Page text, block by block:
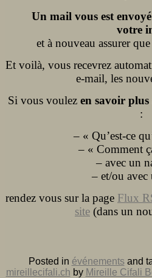
Un mail vous est
votre
et à nouveau assurer
Et voilà, vous recevrez
e-mail, les
Si vous voulez en savoir plus
:
– « Qu’est-ce
– « Comment
– avec un
– et/ou avec
rendez vous sur la page Flux
site (dans un
Posted in événementsand
mireillecifali.ch by Mireille Cifali